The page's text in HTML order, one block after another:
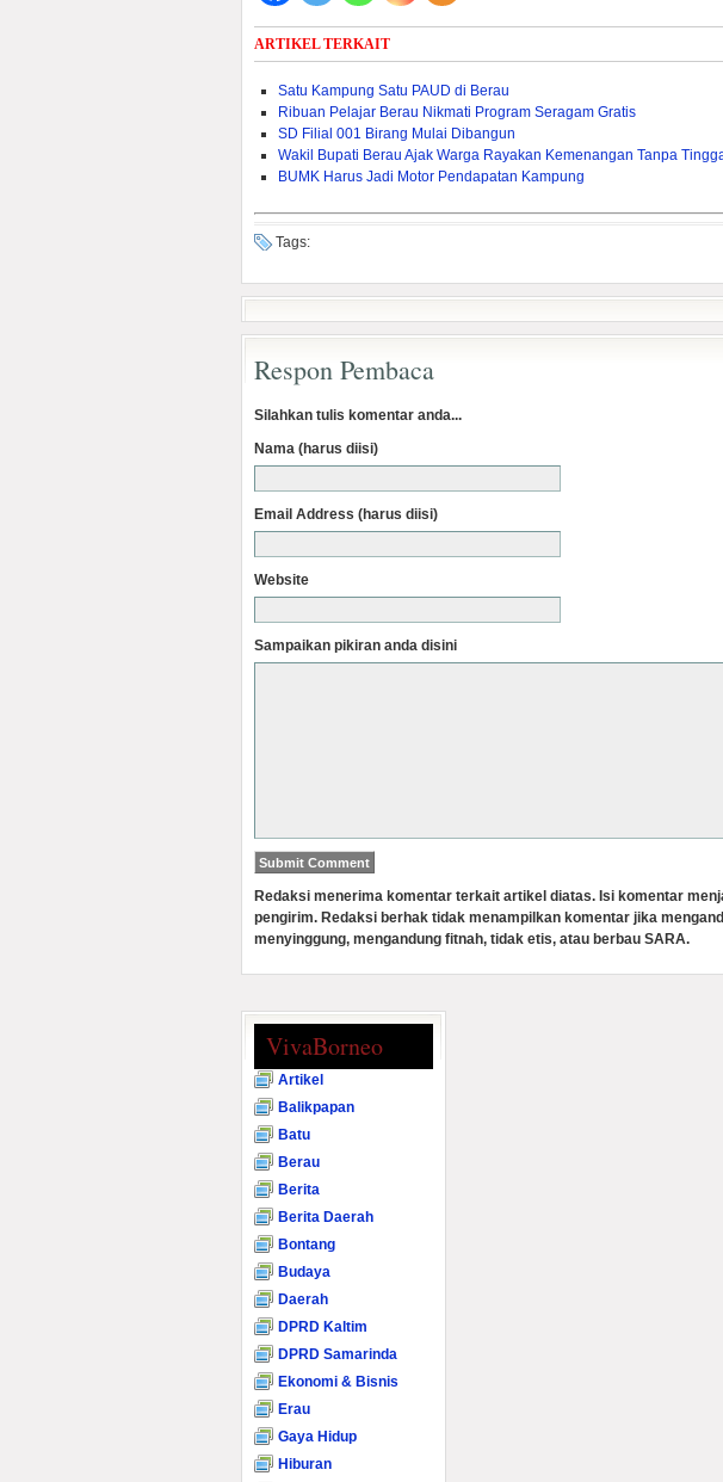
ARTIKEL TERKAIT
Satu Kampung Satu PAUD di Berau
Ribuan Pelajar Berau Nikmati Program Seragam Gratis
SD Filial 001 Birang Mulai Dibangun
Wakil Bupati Berau Ajak Warga Rayakan Kemenangan Tanpa
BUMK Harus Jadi Motor Pendapatan Kampung
Tags:
Respon Pembaca
Silahkan tulis komentar anda...
Nama (harus diisi)
Email Address (harus diisi)
Website
Sampaikan pikiran anda disini
Redaksi menerima komentar terkait artikel diatas. Isi komentar
pengirim. Redaksi berhak tidak menampilkan komentar jika
menyinggung, mengandung fitnah, tidak etis, atau berbau SARA.
VivaBorneo
Artikel
Balikpapan
Batu
Berau
Berita
Berita Daerah
Bontang
Budaya
Daerah
DPRD Kaltim
DPRD Samarinda
Ekonomi & Bisnis
Erau
Gaya Hidup
Hiburan